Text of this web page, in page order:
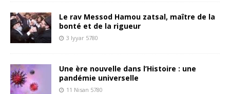
Le rav Messod Hamou zatsal, maître de la
bonté et de la rigueur
3 Iyyar 5780
Une ère nouvelle dans l’Histoire : une
pandémie universelle
11 Nisan 5780